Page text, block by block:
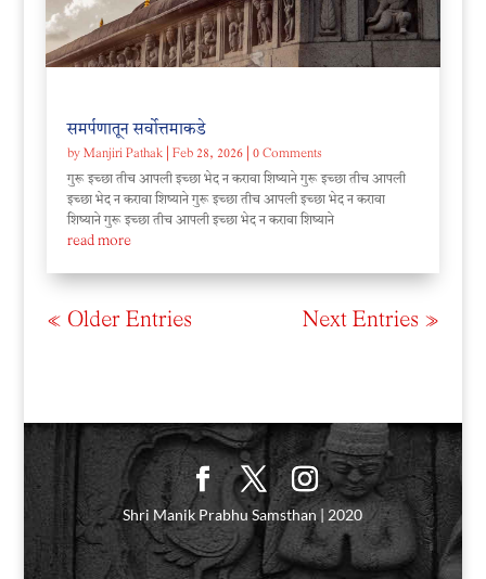
समर्पणातून सर्वोत्तमाकडे
byManjiri Pathak| Feb 28, 2026| 0 Comments
गुरू इच्छा तीच आपली इच्छा भेद न करावा शिष्याने गुरू इच्छा तीच आपली
इच्छा भेद न करावा शिष्याने गुरू इच्छा तीच आपली इच्छा भेद न करावा
शिष्याने गुरू इच्छा तीच आपली इच्छा भेद न करावा शिष्याने
read more
« Older Entries Next Entries »
Shri Manik Prabhu Samsthan | 2020